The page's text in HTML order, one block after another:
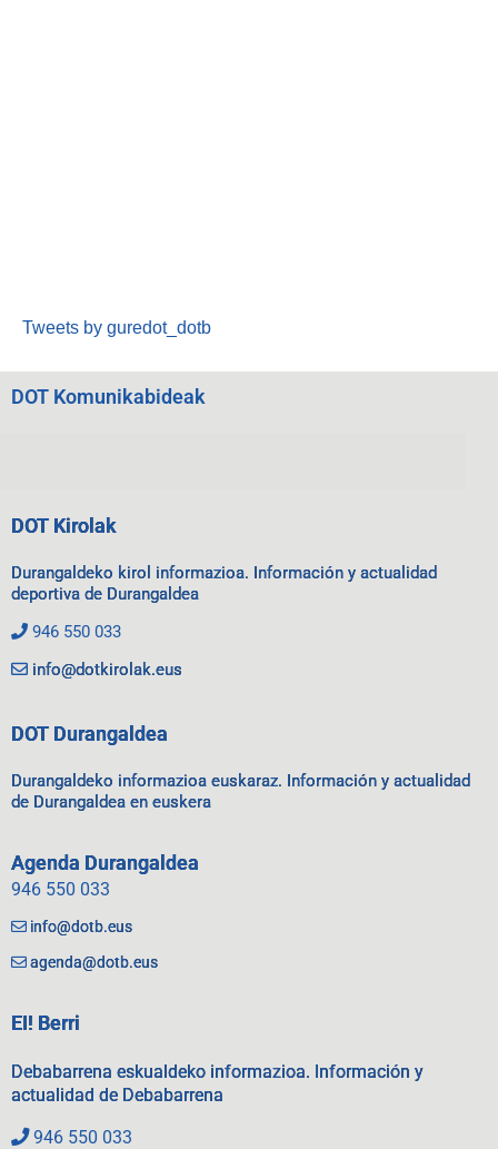
Tweets by guredot_dotb
DOT Komunikabideak
DOT Kirolak
Durangaldeko kirol informazioa. Información y actualidad
deportiva de Durangaldea
946 550 033
info@dotkirolak.eus
DOT Durangaldea
Durangaldeko informazioa euskaraz. Información y actualidad
de Durangaldea en euskera
Agenda Durangaldea
946 550 033
info@dotb.eus
agenda@dotb.eus
EI! Berri
Debabarrena eskualdeko informazioa. Información y
actualidad de Debabarrena
946 550 033